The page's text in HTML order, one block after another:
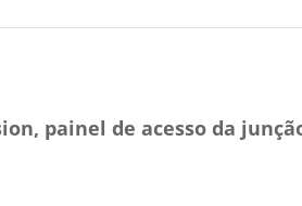
painel de acesso da